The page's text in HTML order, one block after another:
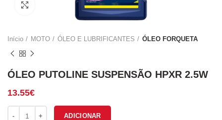
Click to enlarge
Início MOTO ÓLEO E LUBRIFICANTES ÓLEO FORQUETA
ÓLEO PUTOLINE SUSPENSÃO HPXR 2.5W
13.55€
ADICIONAR